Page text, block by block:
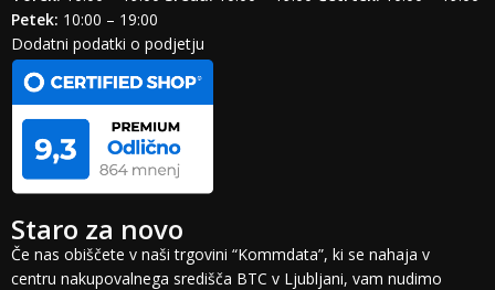
Petek: 10:00 – 19:00
Dodatni podatki o podjetju
Staro za novo
Če nas obiščete v naši trgovini “Kommdata”, ki se nahaja v
centru nakupovalnega središča BTC v Ljubljani, vam nudimo